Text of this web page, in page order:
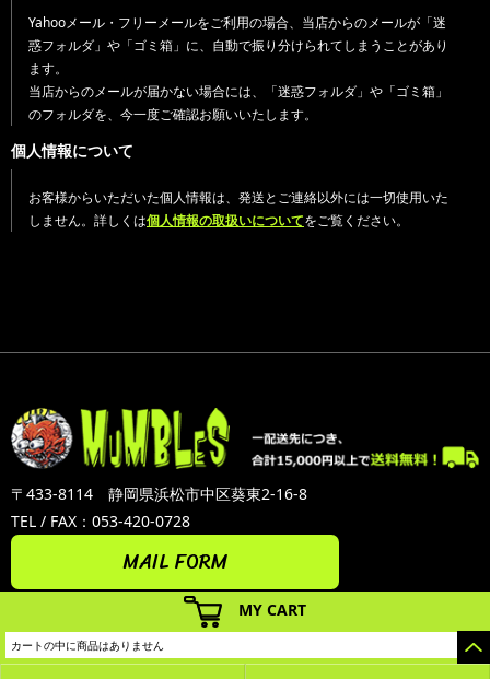
MY CART
カートの中に商品はありません
Yahooメール・フリーメールをご利用の場合、当店からのメールが「迷
惑フォルダ」や「ゴミ箱」に、自動で振り分けられてしまうことがあり
ます。
当店からのメールが届かない場合には、「迷惑フォルダ」や「ゴミ箱」
のフォルダを、今一度ご確認お願いいたします。
個人情報について
お客様からいただいた個人情報は、発送とご連絡以外には一切使用いた
しません。詳しくは個人情報の取扱いについてをご覧ください。
〒433-8114 静岡県浜松市中区葵東2-16-8
TEL / FAX：053-420-0728
MAIL FORM